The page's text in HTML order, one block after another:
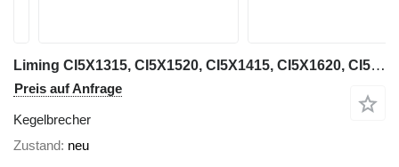
Liming CI5X1315, CI5X1520, CI5X1415, CI5X1620, CI5X2023
Preis auf Anfrage
Kegelbrecher
Zustand neu